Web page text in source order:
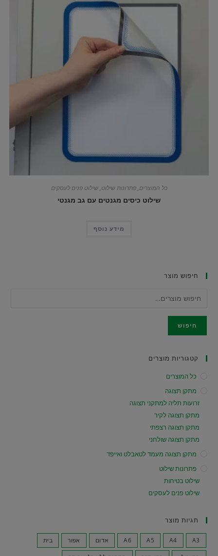
כל המוצרים,פתרונות שילוט,שילוט פנים לעסקים
שילוט כיסים מגנטים עם גב מגנטי
מידע נוסף
חיפוש מוצר
חיפוש
קטגוריות מוצרים
כל המוצרים
מתקן תצוגה
זרועות תליה למתקני תצוגה
מתקן תצוגה לקיר
מתקן תצוגה רצפתי
מתקן תצוגה שולחני
מתקן תצוגה מעמד לטאבלט ואייפד
פתרונות שילוט
שילוט בטיחות
שילוט פנים לעסקים
תגיות מוצר
A3
A4
A5
A6 אדום אפור בית